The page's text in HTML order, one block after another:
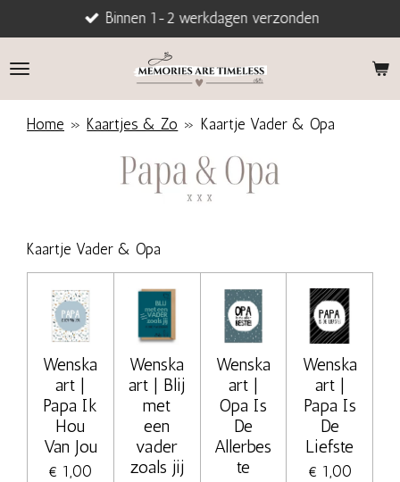
direct
naar
Binnen 1-2 werkdagen verzonden
Home » Kaartjes & Zo » Kaartje Vader & Opa
Kaartje Vader & Opa
Wenska
art |
Papa Ik
Hou
Van Jou
€ 1,00
Wenska
art | Blij
met
een
vader
zoals jij
Wenska
art |
Opa Is
De
Allerbes
te
Wenska
art |
Papa Is
De
Liefste
€ 1,00